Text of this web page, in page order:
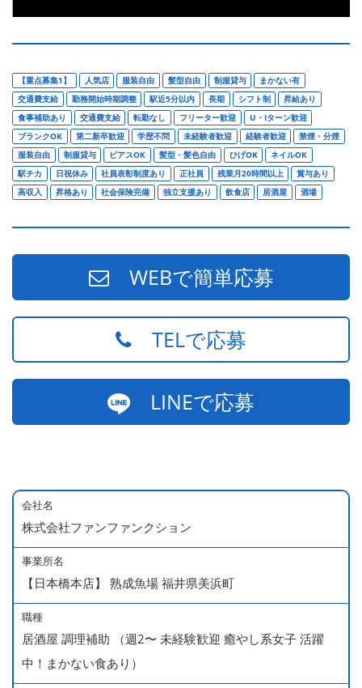
【重点募集1】 人気店 服装自由 髪型自由 制服貸与
まかない有
交通費支給
勤務開始時期調整 駅近5分以内 長期 シフト制
昇給あり
食事補助あり
交通費支給 転勤なし フリーター歓迎
U・Iターン歓迎
ブランクOK
第二新卒歓迎 学歴不問 未経験者歓迎 経験者歓迎
禁煙・分煙
服装自由
制服貸与 ピアスOK 髪型・髪色自由 ひげOK
ネイルOK
駅チカ
日祝休み 社員表彰制度あり 正社員 残業月20時間以上
賞与あり
高収入
昇格あり 社会保険完備 独立支援あり 飲食店 居酒屋 酒場
WEBで簡単応募
TELで応募
LINEで応募
会社名
株式会社ファンファンクション
事業所名
【日本橋本店】 熟成魚場 福井県美浜町
職種
居酒屋 調理補助 （週2〜 未経験歓迎 癒やし系女子 活躍
中！まかない食あり）